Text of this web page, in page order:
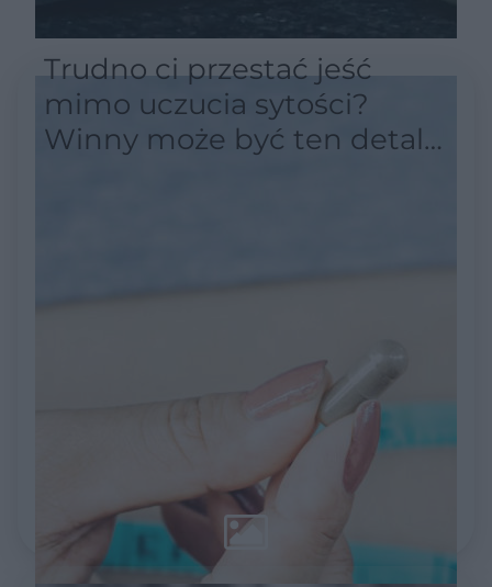
Trudno ci przestać jeść
mimo uczucia sytości?
Winny może być ten detal